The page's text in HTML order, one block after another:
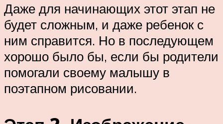
Даже для начинающих этот этап не
будет сложным, и даже ребенок с
ним справится. Но в последующем
хорошо было бы, если бы родители
помогали своему малышу в
поэтапном рисовании.